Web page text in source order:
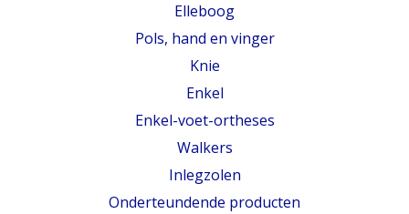
Elleboog
Pols, hand en vinger
Knie
Enkel
Enkel-voet-ortheses
Walkers
Inlegzolen
Onderteundende producten